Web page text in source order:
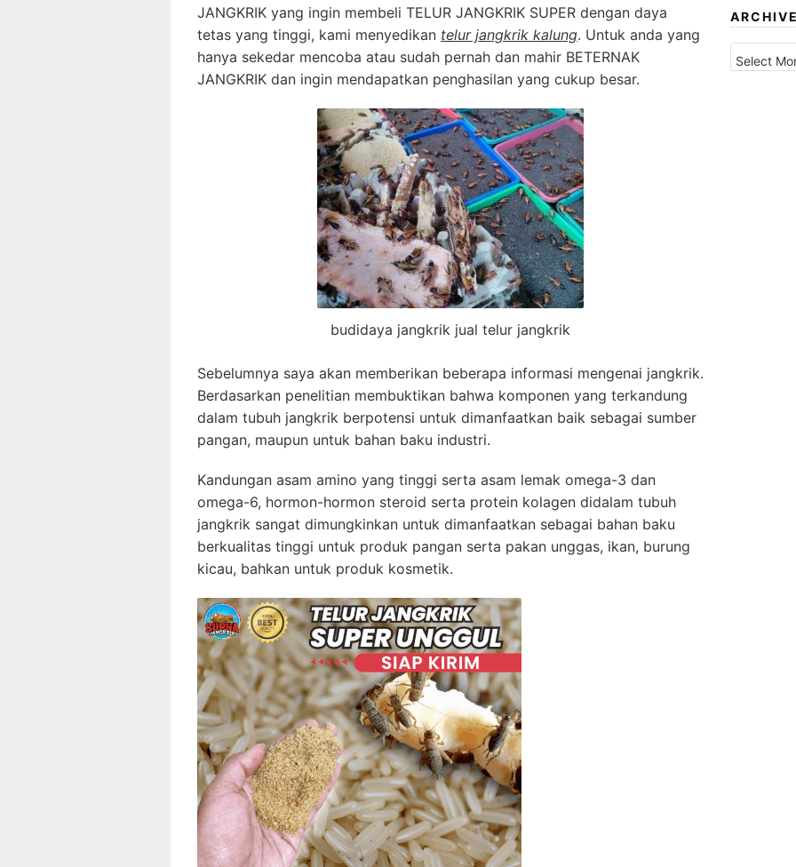
JANGKRIK yang ingin membeli TELUR JANGKRIK SUPER dengan daya
tetas yang tinggi, kami menyedikan telur jangkrik kalung. Untuk anda yang
hanya sekedar mencoba atau sudah pernah dan mahir BETERNAK
JANGKRIK dan ingin mendapatkan penghasilan yang cukup besar.
budidaya jangkrik jual telur jangkrik
Sebelumnya saya akan memberikan beberapa informasi mengenai jangkrik.
Berdasarkan penelitian membuktikan bahwa komponen yang terkandung
dalam tubuh jangkrik berpotensi untuk dimanfaatkan baik sebagai sumber
pangan, maupun untuk bahan baku industri.
Kandungan asam amino yang tinggi serta asam lemak omega-3 dan
omega-6, hormon-hormon steroid serta protein kolagen didalam tubuh
jangkrik sangat dimungkinkan untuk dimanfaatkan sebagai bahan baku
berkualitas tinggi untuk produk pangan serta pakan unggas, ikan, burung
kicau, bahkan untuk produk kosmetik.
Archives